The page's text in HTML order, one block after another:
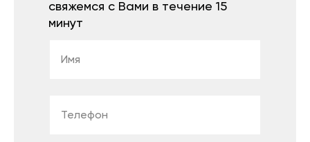
свяжемся с Вами в течение 15
минут